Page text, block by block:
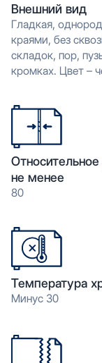
Внешний вид
Гладкая,
краями, без
складок, пор,
кромках. Цвет –
не менее
80
Температура
Минус 30